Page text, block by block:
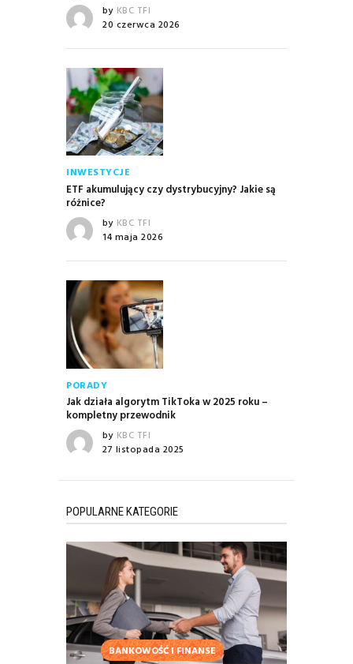
by KBC TFI
20 czerwca 2026
INWESTYCJE
ETF akumulujący czy dystrybucyjny? Jakie są
różnice?
by KBC TFI
14 maja 2026
PORADY
Jak działa algorytm TikToka w 2025 roku –
kompletny przewodnik
by KBC TFI
27 listopada 2025
POPULARNE KATEGORIE
BANKOWOŚĆ I FINANSE